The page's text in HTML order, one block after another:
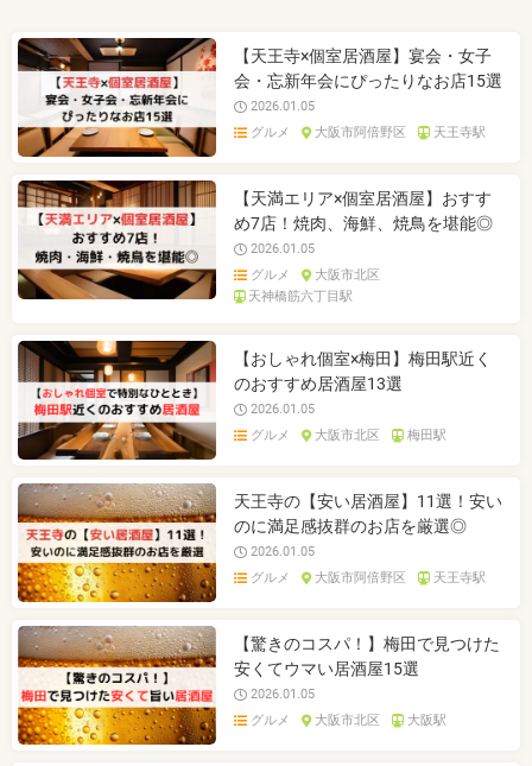
【天王寺×個室居酒屋】宴会・女子
会・忘新年会にぴったりなお店15選
2026.01.05
グルメ
大阪市阿倍野区 天王寺駅
【天満エリア×個室居酒屋】おすす
め7店！焼肉、海鮮、焼鳥を堪能◎
2026.01.05
グルメ
大阪市北区
天神橋筋六丁目駅
【おしゃれ個室×梅田】梅田駅近く
のおすすめ居酒屋13選
2026.01.05
グルメ
大阪市北区 梅田駅
天王寺の【安い居酒屋】11選！安い
のに満足感抜群のお店を厳選◎
2026.01.05
グルメ
大阪市阿倍野区 天王寺駅
【驚きのコスパ！】梅田で見つけた
安くてウマい居酒屋15選
2026.01.05
グルメ
大阪市北区 大阪駅